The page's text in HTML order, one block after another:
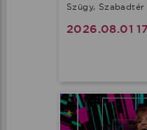
Szügy, Szabadtér
2026.08.01